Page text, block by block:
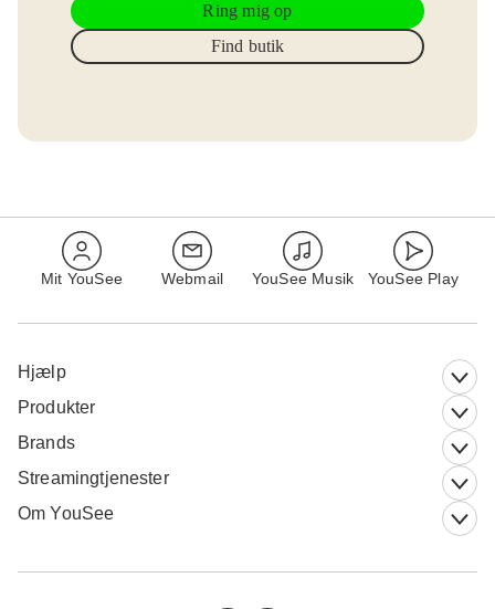
Ring mig op
Find butik
Mit YouSee Webmail YouSee Musik YouSee Play
Hjælp
Produkter
Brands
Streamingtjenester
Om YouSee